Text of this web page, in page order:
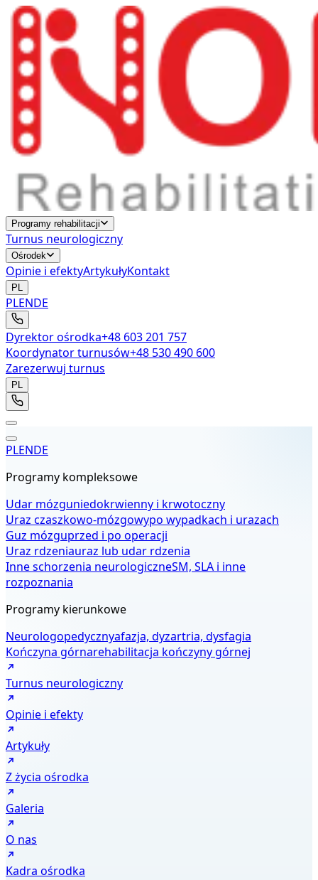
Programy rehabilitacji
Turnus neurologiczny
Ośrodek
Opinie i efektyArtykułyKontakt
PL
PLENDE
Dyrektor ośrodka+48 603 201 757
Koordynator turnusów+48 530 490 600
Zarezerwuj turnus
PL
PLENDE
Programy kompleksowe
Udar mózguniedokrwienny i krwotoczny
Uraz czaszkowo-mózgowypo wypadkach i urazach
Guz mózguprzed i po operacji
Uraz rdzeniauraz lub udar rdzenia
Inne schorzenia neurologiczneSM, SLA i inne
rozpoznania
Programy kierunkowe
Neurologopedycznyafazja, dyzartria, dysfagia
Kończyna górnarehabilitacja kończyny górnej
Turnus neurologiczny
Opinie i efekty
Artykuły
Z życia ośrodka
Galeria
O nas
Kadra ośrodka